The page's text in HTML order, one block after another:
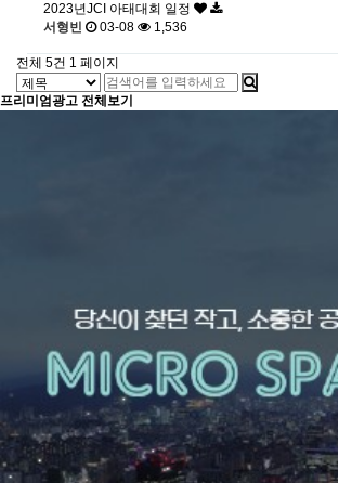
2023년JCI 아태대회 일정
서형빈
03-08 1,536
전체 5건 1 페이지
프리미엄광고 전체보기